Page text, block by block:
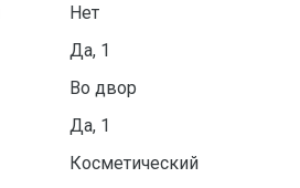
Нет
Да, 1
Во двор
Да, 1
Косметический